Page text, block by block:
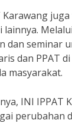
Karawang
dan seminar
dan PPAT
masyarakat.
INI IPPAT
perubahan